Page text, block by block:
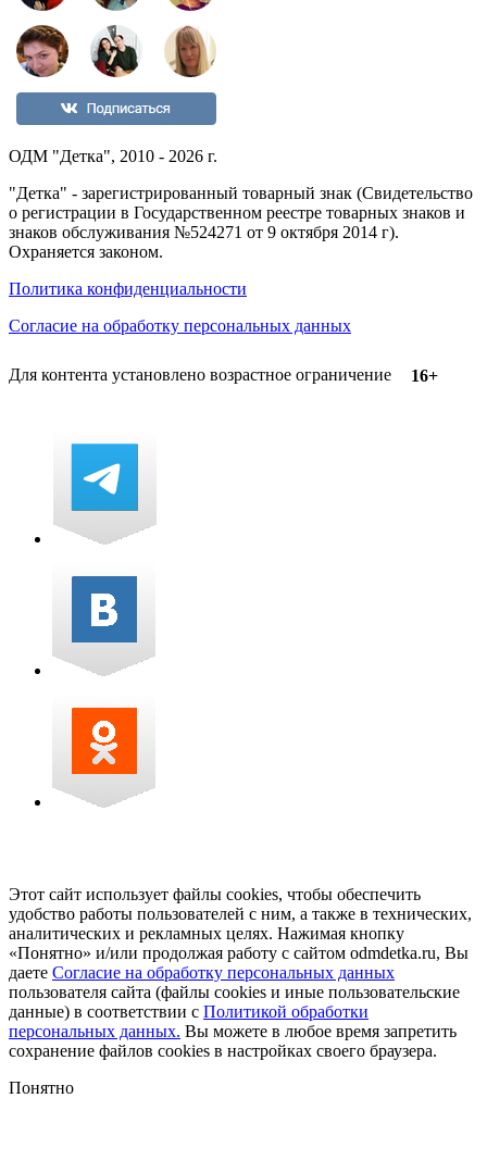
ОДМ "Детка", 2010 - 2026 г.
"Детка" - зарегистрированный товарный знак (Свидетельство
о регистрации в Государственном реестре товарных знаков и
знаков обслуживания №524271 от 9 октября 2014 г).
Охраняется законом.
Политика конфиденциальности
Согласие на обработку персональных данных
Для контента установлено возрастное ограничение 16+
Этот сайт использует файлы cookies, чтобы обеспечить
удобство работы пользователей с ним, а также в технических,
аналитических и рекламных целях. Нажимая кнопку
«Понятно» и/или продолжая работу с сайтом odmdetka.ru, Вы
даете Согласие на обработку персональных данных
пользователя сайта (файлы cookies и иные пользовательские
данные) в соответствии с Политикой обработки
персональных данных. Вы можете в любое время запретить
сохранение файлов cookies в настройках своего браузера.
Понятно